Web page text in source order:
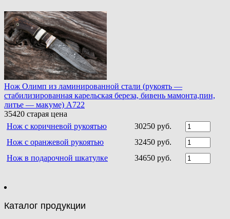
Нож Олимп из ламинированной стали (рукоять —
стабилизированная карельская береза, бивень мамонта,пин,
литье — макуме) A722
35420 старая цена
Нож c коричневой рукоятью
30250 руб.
Нож с оранжевой рукоятью
32450 руб.
Нож в подарочной шкатулке
34650 руб.
Каталог продукции